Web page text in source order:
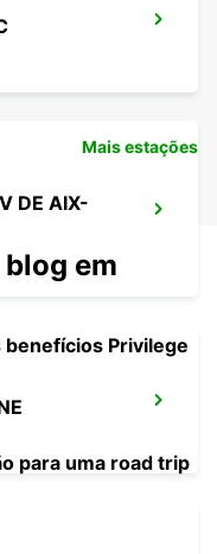
DE AIX-
Mais estações
em
Privilege
para uma road trip